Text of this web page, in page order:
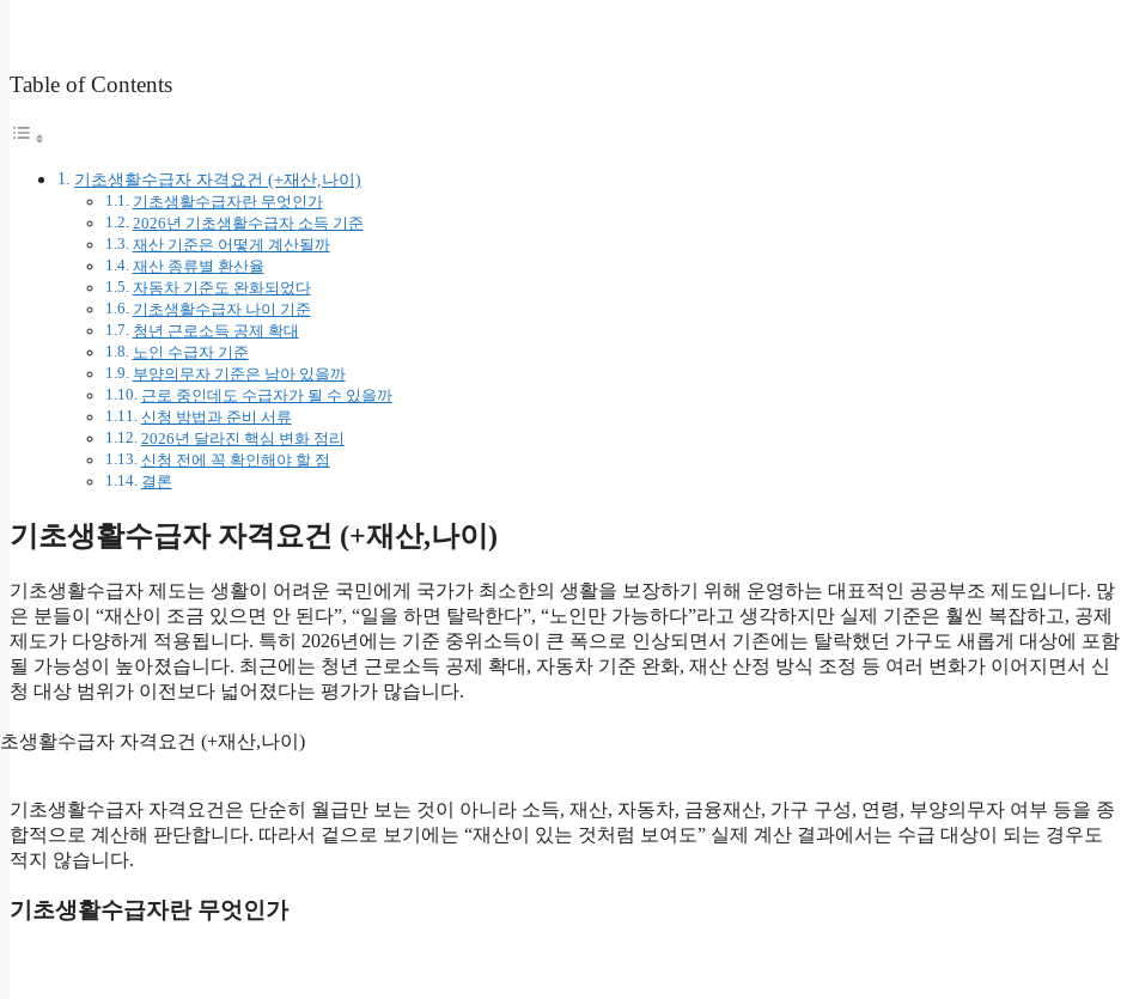
Table of Contents
기초생활수급자 자격요건 (+재산,나이)
기초생활수급자란 무엇인가
2026년 기초생활수급자 소득 기준
재산 기준은 어떻게 계산될까
재산 종류별 환산율
자동차 기준도 완화되었다
기초생활수급자 나이 기준
청년 근로소득 공제 확대
노인 수급자 기준
부양의무자 기준은 남아 있을까
근로 중인데도 수급자가 될 수 있을까
신청 방법과 준비 서류
2026년 달라진 핵심 변화 정리
신청 전에 꼭 확인해야 할 점
결론
기초생활수급자 자격요건 (+재산,나이)
기초생활수급자 제도는 생활이 어려운 국민에게 국가가 최소한의 생활을 보장하기 위해 운영하는 대표적인 공공부조 제도입니다. 많
은 분들이 “재산이 조금 있으면 안 된다”, “일을 하면 탈락한다”, “노인만 가능하다”라고 생각하지만 실제 기준은 훨씬 복잡하고, 공제
제도가 다양하게 적용됩니다. 특히 2026년에는 기준 중위소득이 큰 폭으로 인상되면서 기존에는 탈락했던 가구도 새롭게 대상에 포함
될 가능성이 높아졌습니다. 최근에는 청년 근로소득 공제 확대, 자동차 기준 완화, 재산 산정 방식 조정 등 여러 변화가 이어지면서 신
청 대상 범위가 이전보다 넓어졌다는 평가가 많습니다.
기초생활수급자 자격요건은 단순히 월급만 보는 것이 아니라 소득, 재산, 자동차, 금융재산, 가구 구성, 연령, 부양의무자 여부 등을 종
합적으로 계산해 판단합니다. 따라서 겉으로 보기에는 “재산이 있는 것처럼 보여도” 실제 계산 결과에서는 수급 대상이 되는 경우도
적지 않습니다.
기초생활수급자란 무엇인가